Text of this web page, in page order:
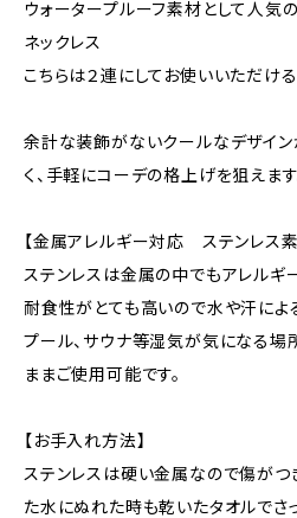
ウォータープルーフ素材として人気
ネックレス
こちらは２連にしてお使いいただけ
余計な装飾がないクールなデザイ
く、手軽にコーデの格上げを狙えます
【金属アレルギー対応 ステンレス素
ステンレスは金属の中でもアレルギ
耐食性がとても高いので水や汗によ
プール、サウナ等湿気が気になる場
ままご使用可能です。
【お手入れ方法】
ステンレスは硬い金属なので傷がつき
た水にぬれた時も乾いたタオルでさ